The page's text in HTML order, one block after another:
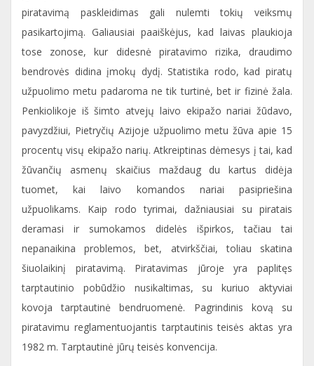
piratavimą paskleidimas gali nulemti tokių veiksmų
pasikartojimą. Galiausiai paaiškėjus, kad laivas plaukioja
tose zonose, kur didesnė piratavimo rizika, draudimo
bendrovės didina įmokų dydį. Statistika rodo, kad piratų
užpuolimo metu padaroma ne tik turtinė, bet ir fizinė žala.
Penkiolikoje iš šimto atvejų laivo ekipažo nariai žūdavo,
pavyzdžiui, Pietryčių Azijoje užpuolimo metu žūva apie 15
procentų visų ekipažo narių. Atkreiptinas dėmesys į tai, kad
žūvančių asmenų skaičius maždaug du kartus didėja
tuomet, kai laivo komandos nariai pasipriešina
užpuolikams. Kaip rodo tyrimai, dažniausiai su piratais
deramasi ir sumokamos didelės išpirkos, tačiau tai
nepanaikina problemos, bet, atvirkščiai, toliau skatina
šiuolaikinį piratavimą. Piratavimas jūroje yra paplitęs
tarptautinio pobūdžio nusikaltimas, su kuriuo aktyviai
kovoja tarptautinė bendruomenė. Pagrindinis kovą su
piratavimu reglamentuojantis tarptautinis teisės aktas yra
1982 m. Tarptautinė jūrų teisės konvencija.